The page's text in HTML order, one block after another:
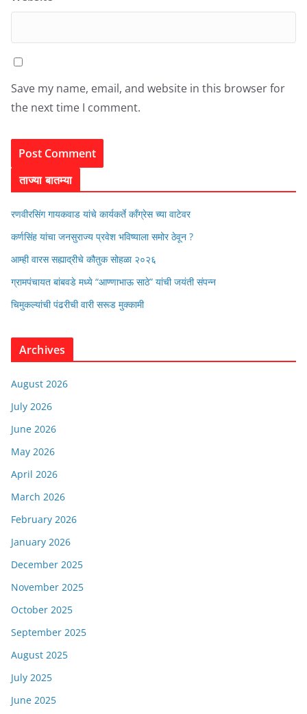
Save my name, email, and website in this browser for
the next time I comment.
ताज्या बातम्या
रणवीरसिंग गायकवाड यांचे कार्यकर्ते कॉंग्रेस च्या वाटेवर
कर्णसिंह यांचा जनसुराज्य प्रवेश भविष्याला समोर ठेवून ?
आम्ही वारस सह्याद्रीचे कौतुक सोहळा २०२६
ग्रामपंचायत बांबवडे मध्ये “आण्णाभाऊ साठे” यांची जयंती संपन्न
चिमुकल्यांची पंढरीची वारी सरूड मुक्कामी
Archives
August 2026
July 2026
June 2026
May 2026
April 2026
March 2026
February 2026
January 2026
December 2025
November 2025
October 2025
September 2025
August 2025
July 2025
June 2025